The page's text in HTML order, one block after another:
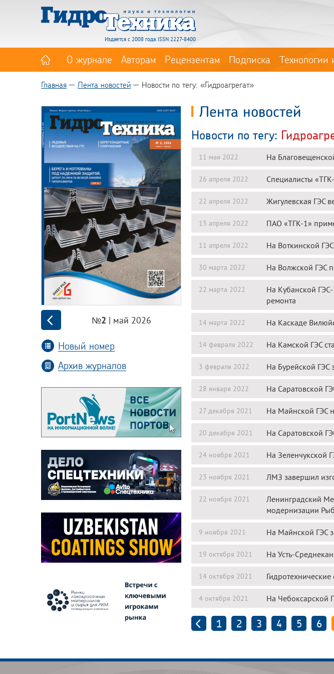
Издается с 2008 года. ISSN 2227-8400
О журнале Авторам Рецензентам Подписка Технологии
Главная Лента новостей Новости по тегу: «Гидроагрегат»
№2 | май 2026
Новый номер
Архив журналов
Лента новостей
Новости по тегу:
11 мая 2022 На
26 апреля 2022 Специалисты
22 апреля 2022 Жигулевская ГЭС
13 апреля 2022 ПАО «ТГК-1»
11 апреля 2022 На Воткинской
30 марта 2022 На Волжской ГЭС
22 марта 2022
На Кубанской ГЭС-
ремонта
14 марта 2022 На Каскаде
14 февраля 2022 На Камской ГЭС
3 февраля 2022 На Бурейской ГЭС
28 января 2022 На Саратовской
27 декабря 2021 На Майнской ГЭС
20 декабря 2021 На Саратовской
24 ноября 2021 На Зеленчукской
23 ноября 2021 ЛМЗ завершил
22 ноября 2021
Ленинградский
модернизации
9 ноября 2021 На Майнской ГЭС
19 октября 2021 На Усть-
14 октября 2021
4 октября 2021 На Чебоксарской
1 2 3 4 5 6